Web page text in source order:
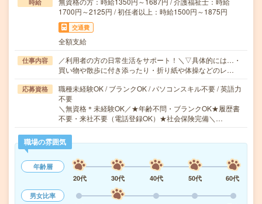
時給
1700円～2125円 / 初任者以上：時給1500円～1875円
交通費
全額支給
仕事内容
／利用者の方の日常生活をサポート！＼▽具体的には…・
買い物や散歩に付き添ったり・折り紙や体操などのレ…
応募資格
職種未経験OK / ブランクOK / パソコンスキル不要 / 英語力
不要
＼無資格＊未経験OK／★年齢不問・ブランクOK★履歴書
不要・来社不要（電話登録OK）★社会保険完備＼…
職場の雰囲気
年齢層
20代
30代 40代 50代
60代
男女比率